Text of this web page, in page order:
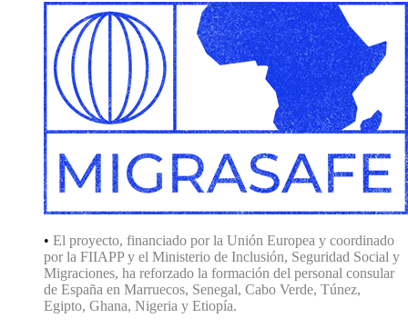
• El proyecto, financiado por la Unión Europea y coordinado
por la FIIAPP y el Ministerio de Inclusión, Seguridad Social y
Migraciones, ha reforzado la formación del personal consular
de España en Marruecos, Senegal, Cabo Verde, Túnez,
Egipto, Ghana, Nigeria y Etiopía.